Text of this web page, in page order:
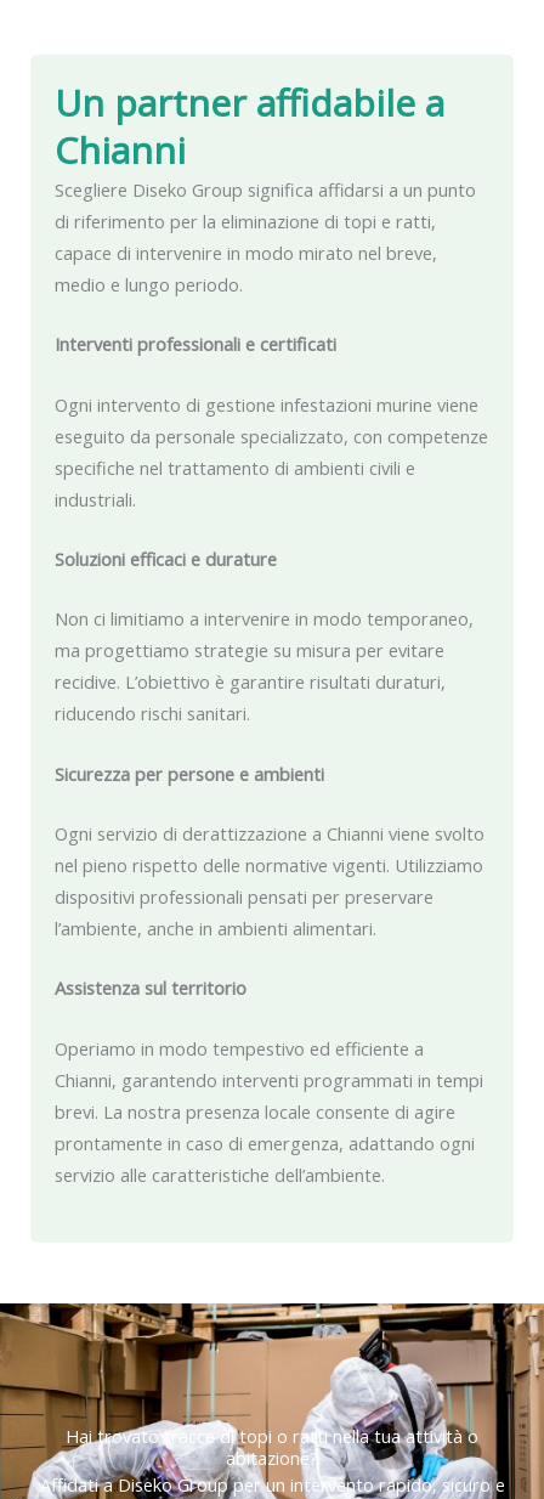
Un partner affidabile a
Chianni
Scegliere Diseko Group significa affidarsi a un punto
di riferimento per la eliminazione di topi e ratti,
capace di intervenire in modo mirato nel breve,
medio e lungo periodo.
Interventi professionali e certificati
Ogni intervento di gestione infestazioni murine viene
eseguito da personale specializzato, con competenze
specifiche nel trattamento di ambienti civili e
industriali.
Soluzioni efficaci e durature
Non ci limitiamo a intervenire in modo temporaneo,
ma progettiamo strategie su misura per evitare
recidive. L’obiettivo è garantire risultati duraturi,
riducendo rischi sanitari.
Sicurezza per persone e ambienti
Ogni servizio di derattizzazione a Chianni viene svolto
nel pieno rispetto delle normative vigenti. Utilizziamo
dispositivi professionali pensati per preservare
l’ambiente, anche in ambienti alimentari.
Assistenza sul territorio
Operiamo in modo tempestivo ed efficiente a
Chianni, garantendo interventi programmati in tempi
brevi. La nostra presenza locale consente di agire
prontamente in caso di emergenza, adattando ogni
servizio alle caratteristiche dell’ambiente.
Hai trovato tracce di topi o ratti nella tua attività o
abitazione?
Affidati a Diseko Group per un intervento rapido, sicuro e